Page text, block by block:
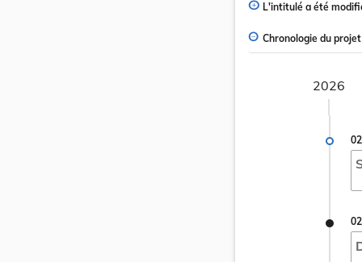
L'intitulé a été
Chronologie du projet
2026